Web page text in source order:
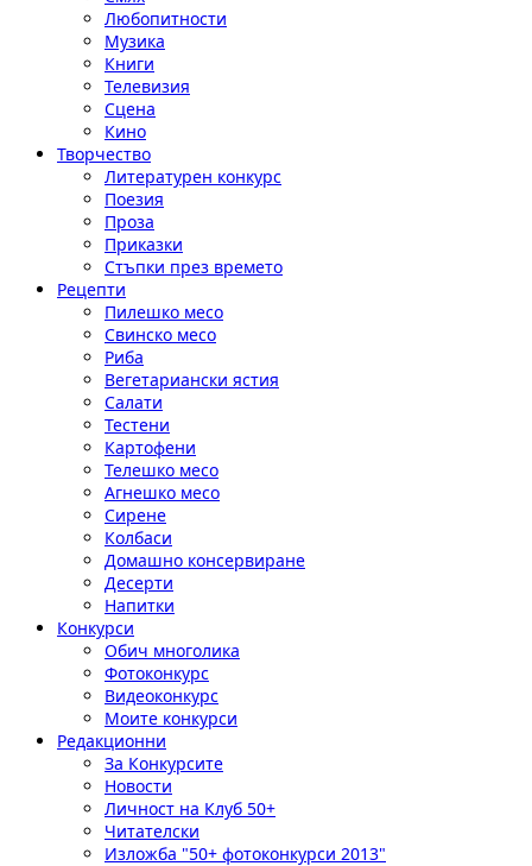
Любопитности
Музика
Книги
Телевизия
Сцена
Кино
Творчество
Литературен конкурс
Поезия
Проза
Приказки
Стъпки през времето
Рецепти
Пилешко месо
Свинско месо
Риба
Вегетариански ястия
Салати
Тестени
Картофени
Телешко месо
Агнешко месо
Сирене
Колбаси
Домашно консервиране
Десерти
Напитки
Конкурси
Обич многолика
Фотоконкурс
Видеоконкурс
Моите конкурси
Редакционни
За Конкурсите
Новости
Личност на Клуб 50+
Читателски
Изложба "50+ фотоконкурси 2013"